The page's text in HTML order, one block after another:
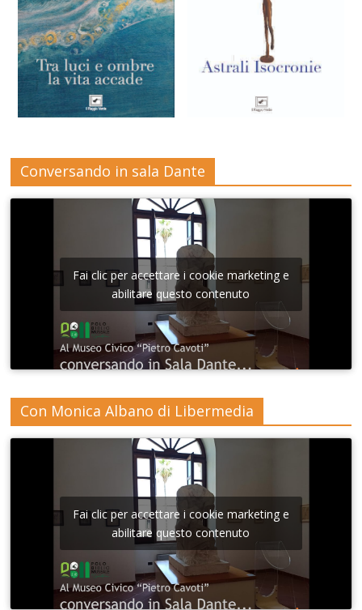
Conversando in sala Dante
Fai clic per accettare i cookie marketing e
abilitare questo contenuto
Con Monica Albano di Libermedia
Fai clic per accettare i cookie marketing e
abilitare questo contenuto